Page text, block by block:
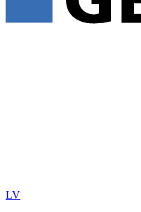
LV